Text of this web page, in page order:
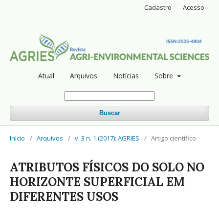
Atual Arquivos Notícias Sobre
Buscar
Cadastro Acesso
Início / Arquivos / v. 3 n. 1 (2017): AGRIES / Artigo científico
ATRIBUTOS FÍSICOS DO SOLO NO
HORIZONTE SUPERFICIAL EM
DIFERENTES USOS